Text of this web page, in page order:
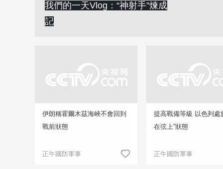
我們的一天Vlog：“神射手”煉成
記
伊朗稱霍爾木茲海峽不會回到
戰前狀態
正午國防軍事
提高戰備等級 以色列處
在弦上”狀態
正午國防軍事